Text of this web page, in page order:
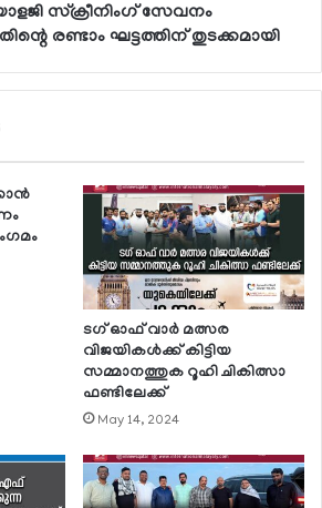
സ്‌ക്രീനിംഗ് സേവനം
രണ്ടാം ഘട്ടത്തിന് തുടക്കമായി
ടഗ് ഓഫ് വാര്‍ മത്സര
വിജയികള്‍ക്ക് കിട്ടിയ
സമ്മാനത്തുക റൂഹി ചികിത്സാ
ഫണ്ടിലേക്ക്
May 14, 2024